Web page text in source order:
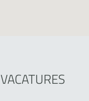
VACATURES